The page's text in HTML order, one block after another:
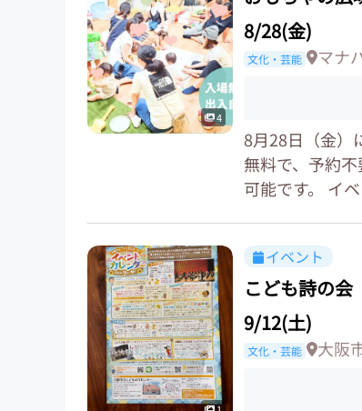
4
8/28(金)
文化・芸能 マナ
8月28日（金）
無料で、予約
可能です。 イ
イベント
こども詩の会
9/12(土)
文化・芸能 大阪